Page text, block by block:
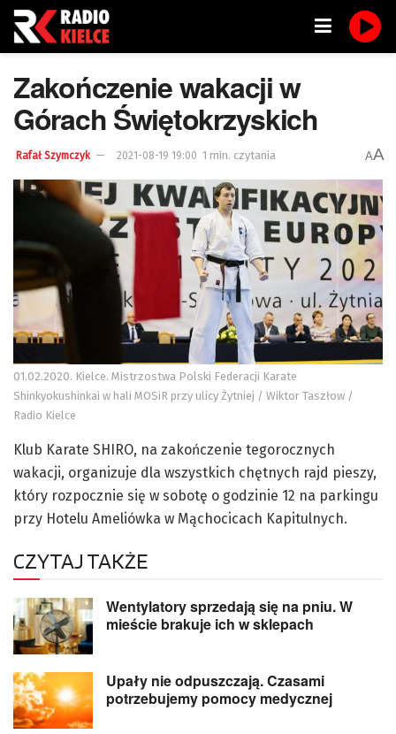
Zakończenie wakacji w
Górach Świętokrzyskich
Rafał Szymczyk 2021-08-19 19:00 1 min. czytania AA
01.02.2020. Kielce. Mistrzostwa Polski Federacji Karate
Shinkyokushinkai w hali MOSiR przy ulicy Żytniej / Wiktor Taszłow /
Radio Kielce
Klub Karate SHIRO, na zakończenie tegorocznych
wakacji, organizuje dla wszystkich chętnych rajd pieszy,
który rozpocznie się w sobotę o godzinie 12 na parkingu
przy Hotelu Ameliówka w Mąchocicach Kapitulnych.
CZYTAJ TAKŻE
Wentylatory sprzedają się na pniu. W
mieście brakuje ich w sklepach
Upały nie odpuszczają. Czasami
potrzebujemy pomocy medycznej